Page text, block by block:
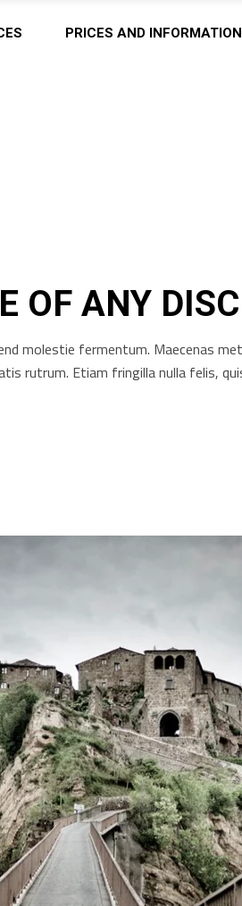
PRICES AND INFORMATION
OF ANY DISC
molestie fermentum. Maecenas
rutrum. Etiam fringilla nulla felis,